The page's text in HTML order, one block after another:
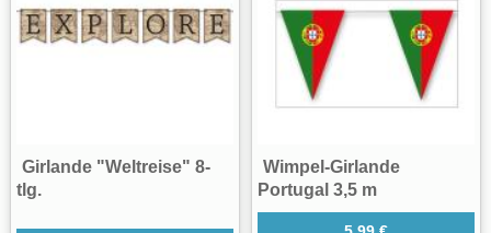
Girlande "Weltreise" 8-
tlg.
Wimpel-Girlande
Portugal 3,5 m